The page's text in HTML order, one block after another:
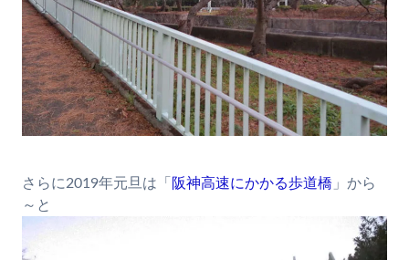
さらに2019年元旦は「 阪神高速にかかる歩道橋 」から
～と